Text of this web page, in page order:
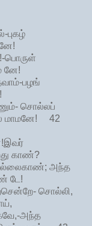
புகழ்
பொருள்
னே!
பழங்
சொல்லப்
மாமனே! 42
காண்?
அந்த
டே!
சொல்லி,
அந்த